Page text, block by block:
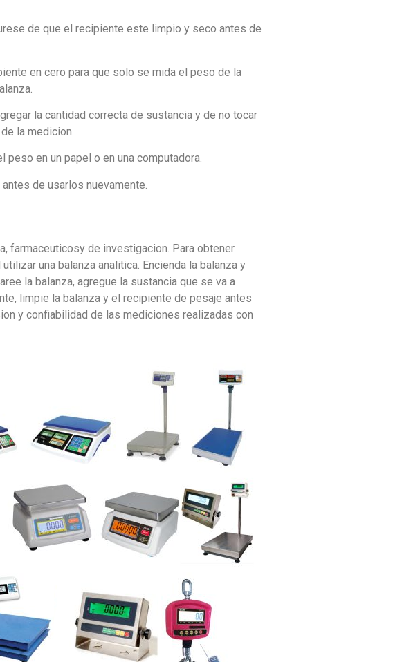
de que el recipiente este limpio y seco antes de
en cero para que solo se mida el peso de la
la cantidad correcta de sustancia y de no tocar
la medicion.
en un papel o en una computadora.
de usarlos nuevamente.
farmaceuticosy de investigacion. Para obtener
una balanza analitica. Encienda la balanza y
la balanza, agregue la sustancia que se va a
limpie la balanza y el recipiente de pesaje antes
y confiabilidad de las mediciones realizadas con